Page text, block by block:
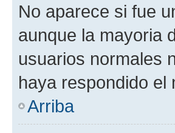
No aparece si fue
aunque la mayoria
usuarios normales
haya respondido el
Arriba